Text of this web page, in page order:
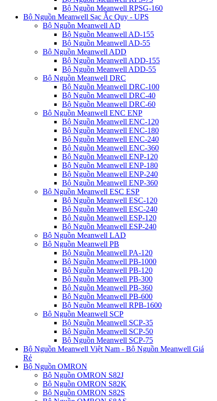
Bộ Nguồn Meanwell RPSG-160
Bộ Nguồn Meanwell Sạc Ắc Quy - UPS
Bộ Nguồn Meanwell AD
Bộ Nguồn Meanwell AD-155
Bộ Nguồn Meanwell AD-55
Bộ Nguồn Meanwell ADD
Bộ Nguồn Meanwell ADD-155
Bộ Nguồn Meanwell ADD-55
Bộ Nguồn Meanwell DRC
Bộ Nguồn Meanwell DRC-100
Bộ Nguồn Meanwell DRC-40
Bộ Nguồn Meanwell DRC-60
Bộ Nguồn Meanwell ENC ENP
Bộ Nguồn Meanwell ENC-120
Bộ Nguồn Meanwell ENC-180
Bộ Nguồn Meanwell ENC-240
Bộ Nguồn Meanwell ENC-360
Bộ Nguồn Meanwell ENP-120
Bộ Nguồn Meanwell ENP-180
Bộ Nguồn Meanwell ENP-240
Bộ Nguồn Meanwell ENP-360
Bộ Nguồn Meanwell ESC ESP
Bộ Nguồn Meanwell ESC-120
Bộ Nguồn Meanwell ESC-240
Bộ Nguồn Meanwell ESP-120
Bộ Nguồn Meanwell ESP-240
Bộ Nguồn Meanwell LAD
Bộ Nguồn Meanwell PB
Bộ Nguồn Meanwell PA-120
Bộ Nguồn Meanwell PB-1000
Bộ Nguồn Meanwell PB-120
Bộ Nguồn Meanwell PB-300
Bộ Nguồn Meanwell PB-360
Bộ Nguồn Meanwell PB-600
Bộ Nguồn Meanwell RPB-1600
Bộ Nguồn Meanwell SCP
Bộ Nguồn Meanwell SCP-35
Bộ Nguồn Meanwell SCP-50
Bộ Nguồn Meanwell SCP-75
Bộ Nguồn Meanwell Việt Nam - Bộ Nguồn Meanwell Giá
Rẻ
Bộ Nguồn OMRON
Bộ Nguồn OMRON S82J
Bộ Nguồn OMRON S82K
Bộ Nguồn OMRON S82S